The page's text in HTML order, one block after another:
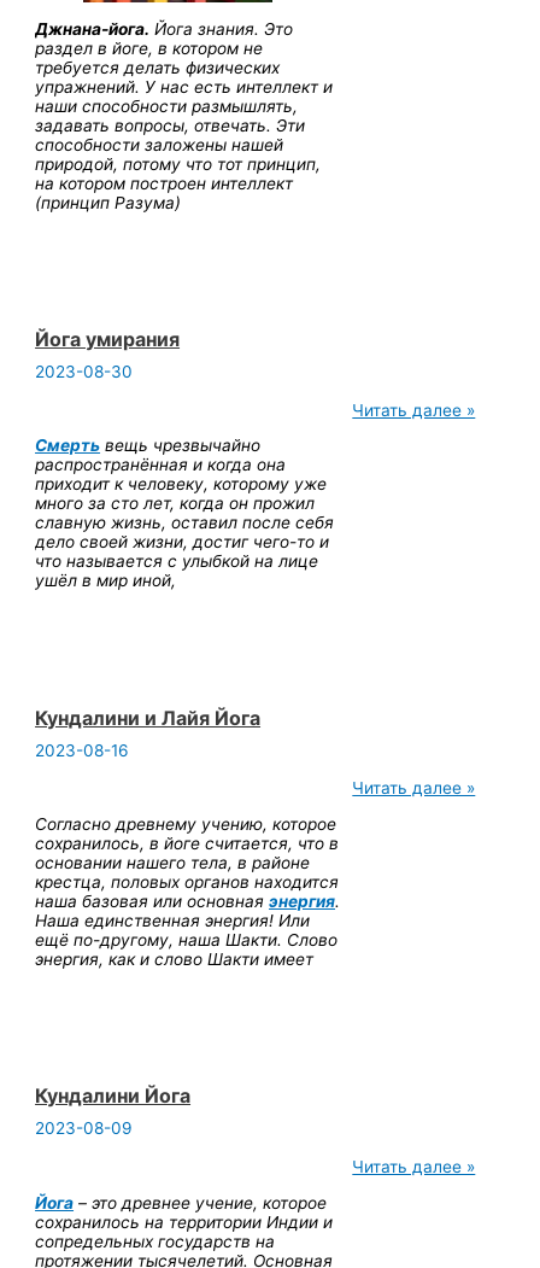
Джнана-йога. Йога знания. Это
раздел в йоге, в котором не
требуется делать физических
упражнений. У нас есть интеллект и
наши способности размышлять,
задавать вопросы, отвечать. Эти
способности заложены нашей
природой, потому что тот принцип,
на котором построен интеллект
(принцип Разума)
Йога умирания
2023-08-30
Смерть вещь чрезвычайно
распространённая и когда она
приходит к человеку, которому уже
много за сто лет, когда он прожил
славную жизнь, оставил после себя
дело своей жизни, достиг чего-то и
что называется с улыбкой на лице
ушёл в мир иной,
Йога
Читать далее »
Кундалини и Лайя Йога
2023-08-16
Согласно древнему учению, которое
сохранилось, в йоге считается, что в
основании нашего тела, в районе
крестца, половых органов находится
наша базовая или основнаяэнергия.
Наша единственная энергия! Или
ещё по-другому, наша Шакти. Слово
энергия, как и слово Шакти имеет
Кундалини
Читать далее »
Кундалини Йога
2023-08-09
Йога – это древнее учение, которое
сохранилось на территории Индии и
сопредельных государств на
протяжении тысячелетий. Основная
Кундалини
Читать далее »